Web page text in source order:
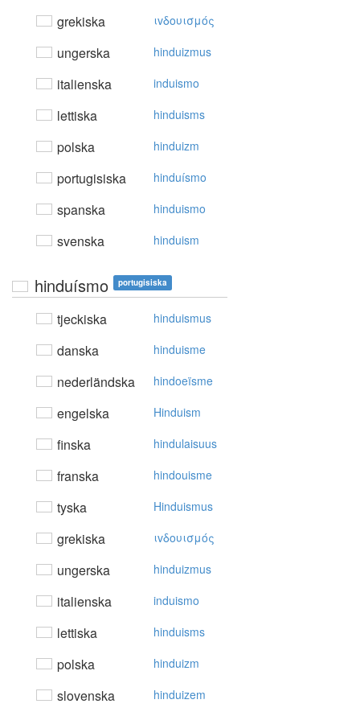
grekiska ιvδoυισμός
ungerska hinduizmus
italienska induismo
lettiska hinduisms
polska hinduizm
portugisiska hinduísmo
spanska hinduismo
svenska hinduism
hinduísmo portugisiska
tjeckiska hinduismus
danska hinduisme
nederländska hindoeïsme
engelska Hinduism
finska hindulaisuus
franska hindouisme
tyska Hinduismus
grekiska ιvδoυισμός
ungerska hinduizmus
italienska induismo
lettiska hinduisms
polska hinduizm
slovenska hinduizem